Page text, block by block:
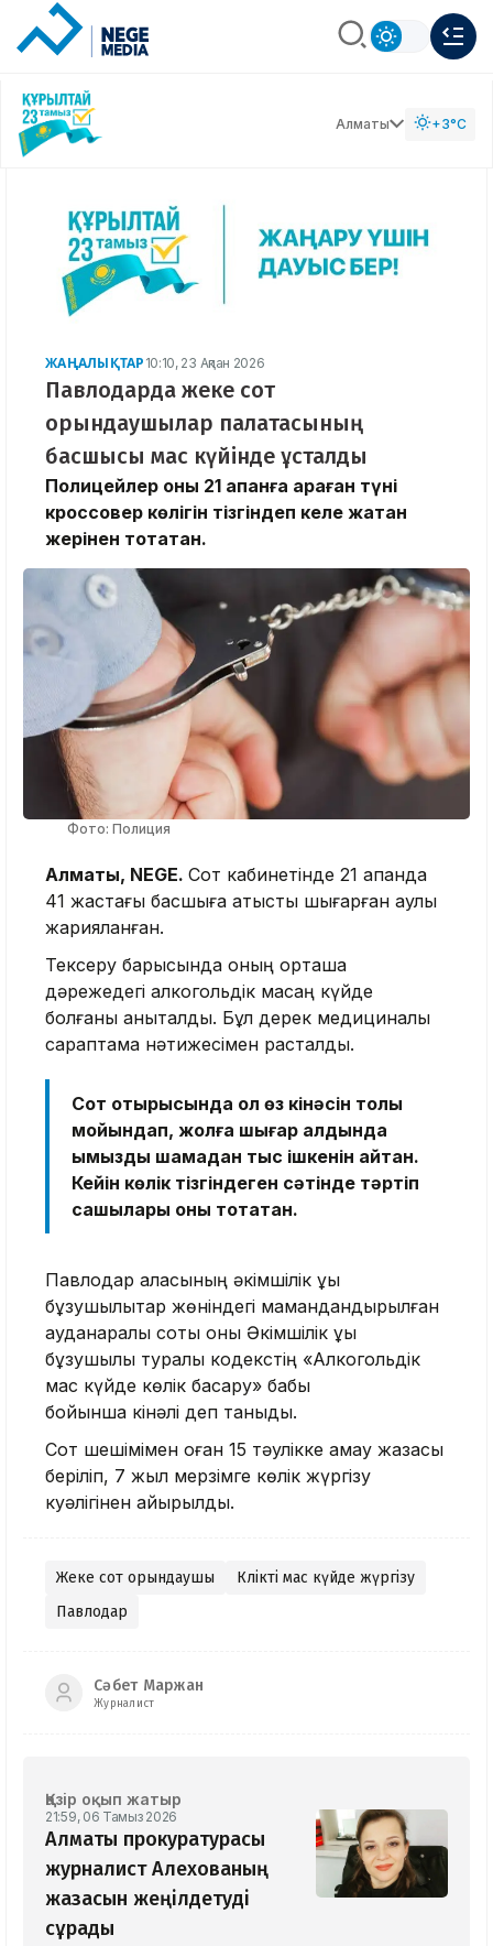
Алматы +3°C
ЖАҢАЛЫҚТАР 10:10, 23 Ақпан 2026
Павлодарда жеке сот
орындаушылар палатасының
басшысы мас күйінде ұсталды
Полицейлер оны 21 ақпанға қараған түні
кроссовер көлігін тізгіндеп келе жатқан
жерінен тоқтатқан.
Фото: Полиция
Алматы, NEGE. Сот кабинетінде 21 ақпанда
41 жастағы басшыға қатысты шығарған қаулы
жарияланған.
Тексеру барысында оның орташа
дәрежедегі алкогольдік масаң күйде
болғаны анықталды. Бұл дерек медициналық
сараптама нәтижесімен расталды.
Сот отырысында ол өз кінәсін толық
мойындап, жолға шығар алдында
қымызды шамадан тыс ішкенін айтқан.
Кейін көлік тізгіндеген сәтінде тәртіп
сақшылары оны тоқтатқан.
Павлодар қаласының әкімшілік құқық
бұзушылықтар жөніндегі мамандандырылған
ауданаралық соты оны Әкімшілік құқық
бұзушылық туралы кодекстің «Алкогольдік
мас күйде көлік басқару» бабы
бойынша кінәлі деп таныды.
Сот шешімімен оған 15 тәулікке қамау жазасы
беріліп, 7 жыл мерзімге көлік жүргізу
куәлігінен айырылды.
Жеке сот орындаушы
Көлікті мас күйде жүргізу
Павлодар
Сәбет Маржан
Журналист
Қазір оқып жатыр
21:59, 06 Тамыз 2026
Алматы прокуратурасы
журналист Алехованың
жазасын жеңілдетуді
сұрады